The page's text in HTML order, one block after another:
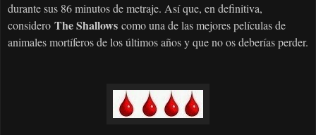
durante sus 86 minutos de metraje. Así que, en definitiva,
considero The Shallows como una de las mejores películas de
animales mortíferos de los últimos años y que no os deberías perder.